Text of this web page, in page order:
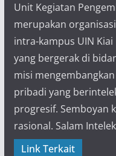
Unit Kegiatan
merupakan
intra-kampus UIN
yang bergerak di
misi
pribadi yang
progresif. Semboyan
rasional. Salam
Link Terkait